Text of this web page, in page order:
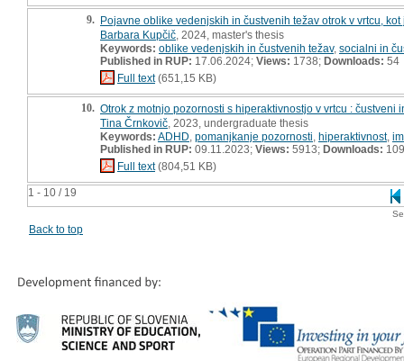
1 - 10 / 19
9. Pojavne oblike vedenjskih in čustvenih težav otrok v vrtcu,
Barbara Kupčič , 2024, master's thesis
Keywords: oblike vedenjskih in čustvenih težav, socialni in
Published in RUP: 17.06.2024; Views: 1738; Downloads: 54
Full text(651,15 KB)
10. Otrok z motnjo pozornosti s hiperaktivnostjo v vrtcu : čustveni
Tina Črnkovič , 2023, undergraduate thesis
Keywords: ADHD pomanjkanje pozornosti hiperaktivnost,
Published in RUP: 09.11.2023; Views: 5913; Downloads: 109
Full text(804,51 KB)
Back to top